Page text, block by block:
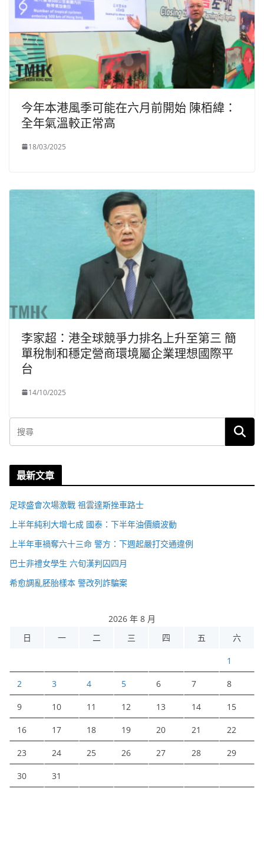
今年本港風季可能在六月前開始 陳栢緯：
全年氣溫較正常高
18/03/2025
李家超：港全球競爭力排名上升至第三 簡
單稅制和穩定營商環境屬企業理想國際平
台
14/10/2025
最新文章
足球盛會次場激戰 祖雲達斯挫車路士
上半年純利大增七成 國泰：下半年油價續波動
上半年車禍奪六十三命 警方：下週起嚴打交通違例
巴士非禮女學生 六旬漢判囚四月
希愈調亂胚胎樣本 警改列詐騙案
2026 年 8 月
日
一 二 三 四 五 六
1
2 3 4 5 6 7 8
9 10 11 12 13 14 15
16 17 18 19 20 21 22
23 24 25 26 27 28 29
30 31